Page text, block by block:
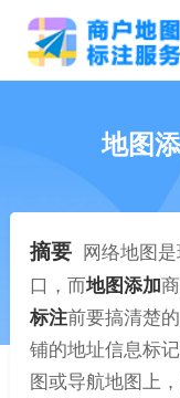
地图
摘要 网络地图
口，而地图添加
标注前要搞清楚
铺的地址信息标
图或导航地图上